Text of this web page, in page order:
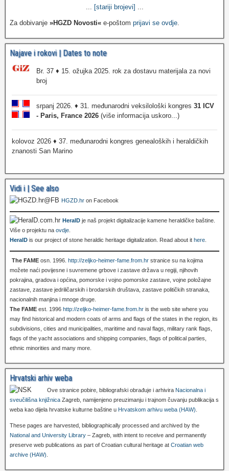
... [stariji brojevi] ...
Za dobivanje »HGZD Novosti« e-poštom prijavi se ovdje.
Najave i rokovi | Dates to note
Br. 37 ♦ 15. ožujka 2025. rok za dostavu materijala za novi
broj
srpanj 2026. ♦ 31. međunarodni veksilološki kongres 31 ICV
- Paris, France 2026 (više informacija uskoro...)
kolovoz 2026 ♦ 37. međunarodni kongres genealoških i heraldičkih
znanosti San Marino
Vidi i | See also
HGZD.hr on Facebook
HeralD je naš projekt digitalizacije kamene heraldičke baštine.
Više o projektu na ovdje.
HeralD is our project of stone heraldic heritage digitalization. Read about it here.
The FAME osn. 1996. http://zeljko-heimer-fame.from.hr stranice su na kojima
možete naći povijesne i suvremene grbove i zastave država u regiji, njihovih
pokrajina, gradova i općina, pomorske i vojno pomorske zastave, vojne položajne
zastave, zastave jedriličarskih i brodarskih društava, zastave političkih stranaka,
nacionalnih manjina i mnoge druge.
The FAME est. 1996 http://zeljko-heimer-fame.from.hr is the web site where you
may find historical and modern coats of arms and flags of the states in the region, its
subdivisions, cities and municipalities, maritime and naval flags, military rank flags,
flags of the yacht associations and shipping companies, flags of political parties,
ethnic minorities and many more.
Hrvatski arhiv weba
Ove stranice pobire, bibliografski obrađuje i arhivira Nacionalna i
sveučilišna knjižnica Zagreb, namijenjeno preuzimanju i trajnom čuvanju publikacija s
weba kao dijela hrvatske kulturne baštine u Hrvatskom arhivu weba (HAW)
These pages are harvested, bibliographically processed and archived by the
National and University Library – Zagreb, with intent to receive and permanently
preserve web publications as part of Croatian cultural heritage at Croatian web
archive (HAW)